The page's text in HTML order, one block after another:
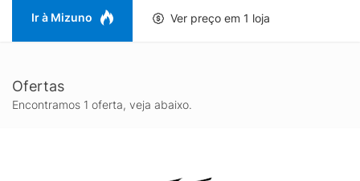
Ir à Mizuno Ver preço em 1 loja
Ofertas
Encontramos 1 oferta, veja abaixo.